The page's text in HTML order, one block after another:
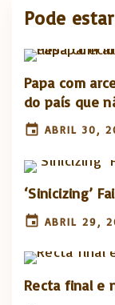
Pode
Papa com
do país que
ABRIL 30,
‘Sinicizing’
ABRIL 29,
Recta final e